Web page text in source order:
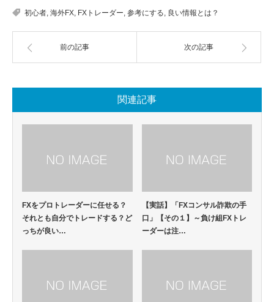
初心者 海外FX FXトレーダー 参考にする 良い情報とは？
前の記事 次の記事
関連記事
FXをプロトレーダーに任せる？
それとも自分でトレードする？ど
っちが良い…
【実話】「FXコンサル詐欺の手
口」【その１】～負け組FXトレ
ーダーは注…